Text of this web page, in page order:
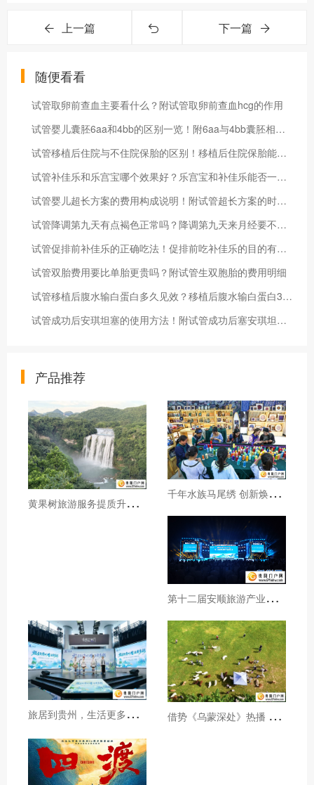
上一篇 下一篇
随便看看
试管取卵前查血主要看什么？附试管取卵前查血hcg的作用
试管婴儿囊胚6aa和4bb的区别一览！附6aa与4bb囊胚相比的优势
试管移植后住院与不住院保胎的区别！移植后住院保胎能否成功
试管补佳乐和乐宫宝哪个效果好？乐宫宝和补佳乐能否一起吃
试管婴儿超长方案的费用构成说明！附试管超长方案的时间安排
试管降调第九天有点褐色正常吗？降调第九天来月经要不要返院
试管促排前补佳乐的正确吃法！促排前吃补佳乐的目的有哪些
试管双胎费用要比单胎更贵吗？附试管生双胞胎的费用明细
试管移植后腹水输白蛋白多久见效？移植后腹水输白蛋白3天会好吗
试管成功后安琪坦塞的使用方法！附试管成功后塞安琪坦的作用
产品推荐
黄
果树旅游服务提质升级暖心护航游客行程 千
年水族马尾绣 创新焕发新生机
第
十二届安顺旅游产业发展大会开幕
旅
居到贵州，生活更多彩！贵旅集团2026年夏季产品推介会在沪举行 借
势《乌蒙深处》热播 黔西市推动影视流量变游客“留量”